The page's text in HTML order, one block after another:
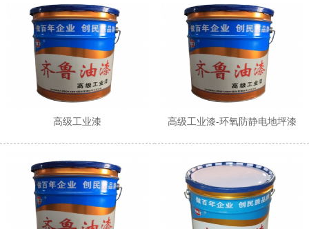
高级工业漆 高级工业漆-环氧防静电地坪漆